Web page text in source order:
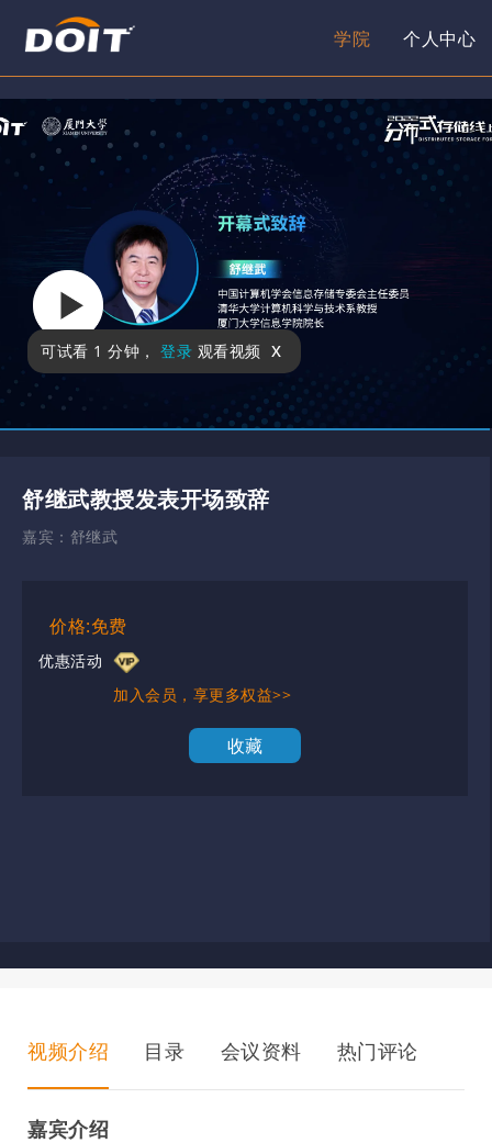
学院 个人中心
可试看 1 分钟 ， 登录 观看视频 x
舒继武教授发表开场致辞
嘉宾： 舒继武
价格:免费
优惠活动
加入会员，享更多权益>>
收藏
视频介绍 目录 会议资料 热门评论
嘉宾介绍